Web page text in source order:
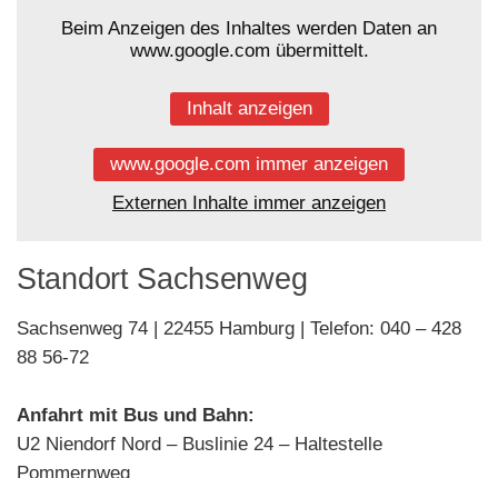
Beim Anzeigen des Inhaltes werden Daten an
www.google.com übermittelt.
Inhalt anzeigen
www.google.com immer anzeigen
Externen Inhalte immer anzeigen
Standort Sachsenweg
Sachsenweg 74 | 22455 Hamburg | Telefon: 040 – 428
88 56-72
Anfahrt mit Bus und Bahn:
U2 Niendorf Nord – Buslinie 24 – Haltestelle
Pommernweg